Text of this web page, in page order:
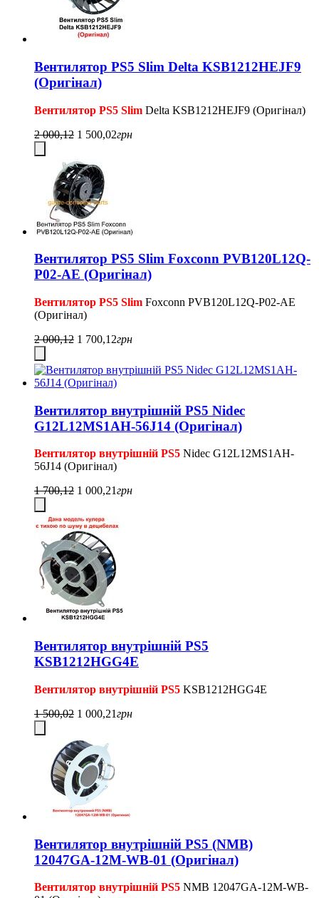
Вентилятор PS5 Slim Delta KSB1212HEJF9
(Оригінал)
Вентилятор PS5 Slim Delta KSB1212HEJF9 (Оригінал)
2 000,12 1 500,02грн
Вентилятор PS5 Slim Foxconn PVB120L12Q-
P02-AE (Оригінал)
Вентилятор PS5 Slim Foxconn PVB120L12Q-P02-AE
(Оригінал)
2 000,12 1 700,12грн
Вентилятор внутрішній PS5 Nidec
G12L12MS1AH-56J14 (Оригінал)
Вентилятор внутрішній PS5 Nidec G12L12MS1AH-
56J14 (Оригінал)
1 700,12 1 000,21грн
Вентилятор внутрішній PS5
KSB1212HGG4E
Вентилятор внутрішній PS5 KSB1212HGG4E
1 500,02 1 000,21грн
Вентилятор внутрішній PS5 (NMB)
12047GA-12M-WB-01 (Оригінал)
Вентилятор внутрішній PS5 NMB 12047GA-12M-WB-